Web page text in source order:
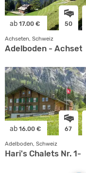
ab 17.00 € 50
Achseten, Schweiz
Adelboden -
ab 16.00 € 67
Adelboden, Schweiz
Hari's Chalets Nr. 1- 6